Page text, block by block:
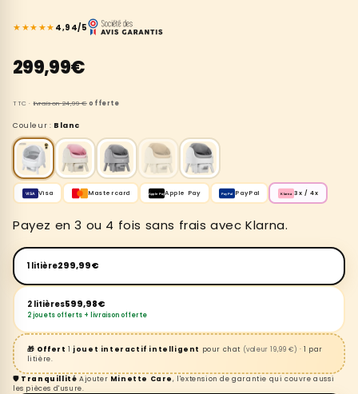
★★★★★ 4,94/5
299,99€
TTC ·livraison24,99 € offerte
Couleur : Blanc
VISA Visa Mastercard Apple PayApple Pay PayPal PayPal Klarna 3x / 4x
Payez en 3 ou 4 fois sans frais avec Klarna.
1 litière299,99€
2 litières599,98€
2 jouets offerts + livraison offerte
🎁 Offert 1 jouet interactif intelligent pour chat (valeur 19,99 €) · 1 par
litière.
🛡️ Tranquillité Ajouter Minette Care, l'extension de garantie qui couvre aussi
les pièces d'usure.